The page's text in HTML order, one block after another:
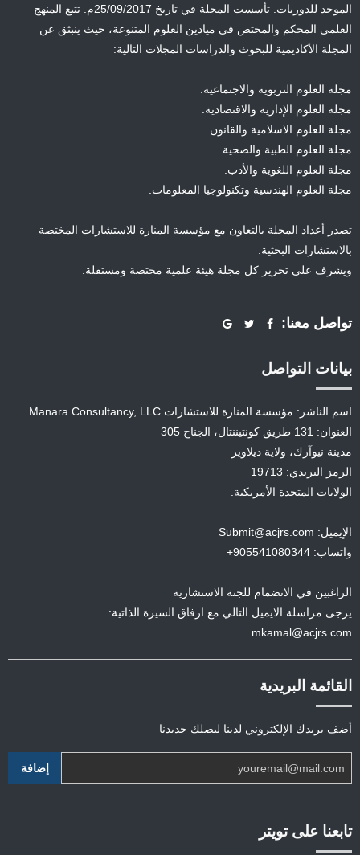
الموحد للدوريات. تأسست المجلة في تاريخ 25/09/2017م. تتبع المنهج
العلمي المحكم والمختص في ميادين العلوم المتنوعة، حيث ينبثق عن
المجلة الأكاديمية للبحوث والدراسات المجلات التالية:
مجلة العلوم التربوية والاجتماعية.
مجلة العلوم الإدارية والاقتصادية.
مجلة العلوم الاسلامية والقانون.
مجلة العلوم الطبية والصحية.
مجلة العلوم اللغوية والأدب.
مجلة العلوم الهندسية وتكنولوجيا المعلومات.
تصدر أعداد المجلة بالتعاون مع مؤسسة المنارة للاستشارات المختصة
بالاستشارات البحثية.
ويشرف على تحرير كل مجلة هيئة علمية مختصة ومستقلة.
تواصل معنا:
بيانات التواصل
اسم الناشر: مؤسسة المنارة للاستشارات Manara Consultancy, LLC.
العنوان: 131 طريق كونتيننتال، الجناح 305
مدينة نيوآرك، ولاية ديلاوير
الرمز البريدي: 19713
الولايات المتحدة الأمريكية.
الإيميل: Submit@acjrs.com
واتساب: 905541080344+
الراغبين في الانضمام للجنة الاستشارية
يرجى مراسلة الايميل التالي مع ارفاق السيرة الذاتية:
mkamal@acjrs.com
القائمة البريدية
أضف بريدك الإلكتروني لدينا ليصلك جديدنا
تابعنا على تويتر